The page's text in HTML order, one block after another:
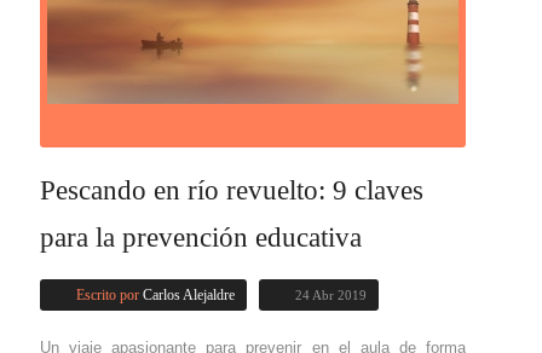
Pescando en río revuelto: 9 claves
para la prevención educativa
Escrito por Carlos Alejaldre 24 Abr 2019
Un viaje apasionante para prevenir en el aula de forma